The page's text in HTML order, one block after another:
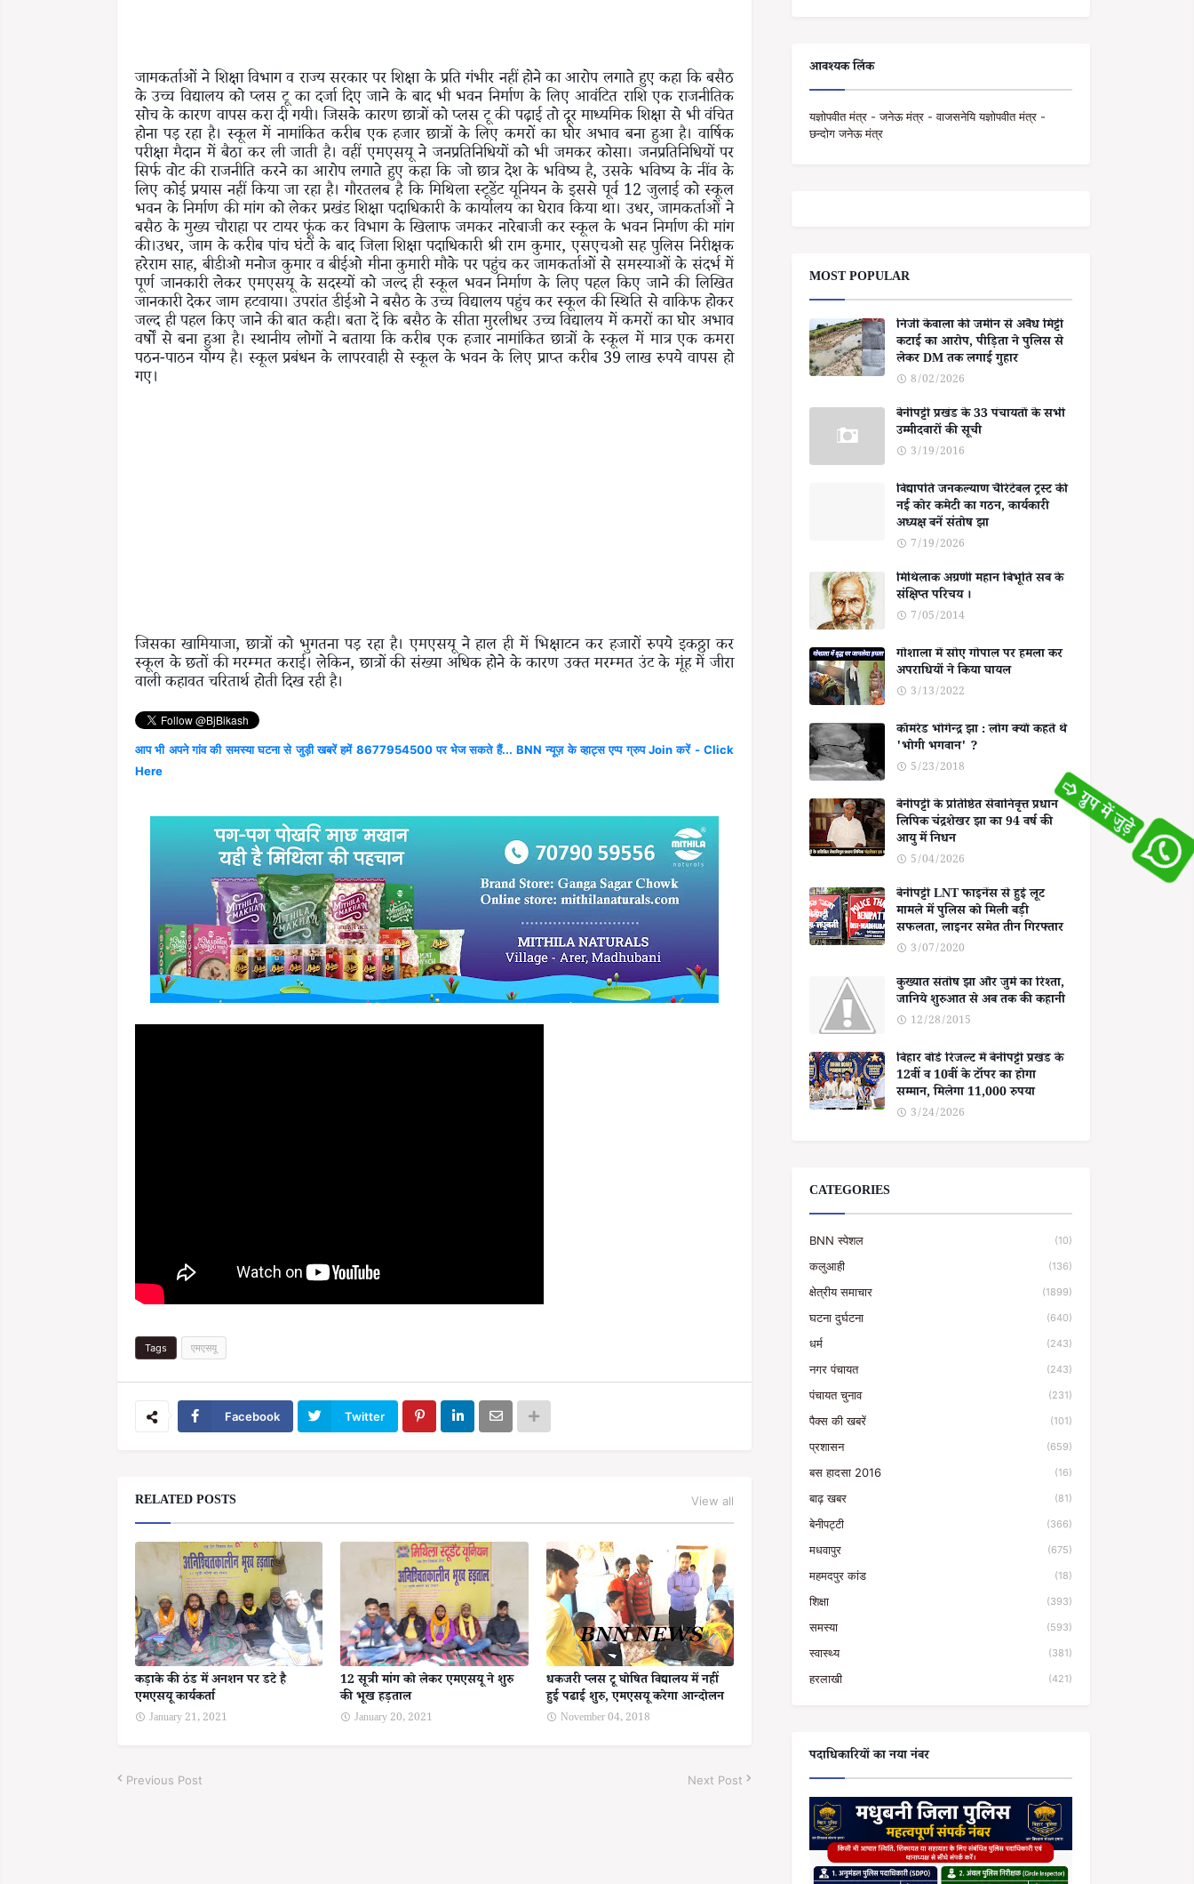
जामकर्ताओं ने शिक्षा विभाग व राज्य सरकार पर शिक्षा के प्रति गंभीर नहीं होने का आरोप लगाते हुए कहा कि बसैठ
के उच्च विद्यालय को प्लस टू का दर्जा दिए जाने के बाद भी भवन निर्माण के लिए आवंटित राशि एक राजनीतिक
सोच के कारण वापस करा दी गयी। जिसके कारण छात्रों को प्लस टू की पढ़ाई तो दूर माध्यमिक शिक्षा से भी वंचित
होना पड़ रहा है। स्कूल में नामांकित करीब एक हजार छात्रों के लिए कमरों का घोर अभाव बना हुआ है। वार्षिक
परीक्षा मैदान में बैठा कर ली जाती है। वहीं एमएसयू ने जनप्रतिनिधियों को भी जमकर कोसा। जनप्रतिनिधियों पर
सिर्फ वोट की राजनीति करने का आरोप लगाते हुए कहा कि जो छात्र देश के भविष्य है, उसके भविष्य के नींव के
लिए कोई प्रयास नहीं किया जा रहा है। गौरतलब है कि मिथिला स्टूडेंट यूनियन के इससे पूर्व 12 जुलाई को स्कूल
भवन के निर्माण की मांग को लेकर प्रखंड शिक्षा पदाधिकारी के कार्यालय का घेराव किया था। उधर, जामकर्ताओं ने
बसैठ के मुख्य चौराहा पर टायर फूंक कर विभाग के खिलाफ जमकर नारेबाजी कर स्कूल के भवन निर्माण की मांग
की।उधर, जाम के करीब पांच घंटों के बाद जिला शिक्षा पदाधिकारी श्री राम कुमार, एसएचओ सह पुलिस निरीक्षक
हरेराम साह, बीडीओ मनोज कुमार व बीईओ मीना कुमारी मौके पर पहुंच कर जामकर्ताओं से समस्याओं के संदर्भ में
पूर्ण जानकारी लेकर एमएसयू के सदस्यों को जल्द ही स्कूल भवन निर्माण के लिए पहल किए जाने की लिखित
जानकारी देकर जाम हटवाया। उपरांत डीईओ ने बसैठ के उच्च विद्यालय पहुंच कर स्कूल की स्थिति से वाकिफ होकर
जल्द ही पहल किए जाने की बात कही। बता दें कि बसैठ के सीता मुरलीधर उच्च विद्यालय में कमरों का घोर अभाव
वर्षों से बना हुआ है। स्थानीय लोगों ने बताया कि करीब एक हजार नामांकित छात्रों के स्कूल में मात्र एक कमरा
पठन-पाठन योग्य है। स्कूल प्रबंधन के लापरवाही से स्कूल के भवन के लिए प्राप्त करीब 39 लाख रुपये वापस हो
गए।
जिसका खामियाजा, छात्रों को भुगतना पड़ रहा है। एमएसयू ने हाल ही में भिक्षाटन कर हजारों रुपये इकठ्ठा कर
स्कूल के छतों की मरम्मत कराई। लेकिन, छात्रों की संख्या अधिक होने के कारण उक्त मरम्मत उंट के मूंह में जीरा
वाली कहावत चरितार्थ होती दिख रही है।
आप भी अपने गांव की समस्या घटना से जुड़ी खबरें हमें 8677954500 पर भेज सकते हैं... BNN न्यूज़ के व्हाट्स एप्प ग्रुप Join करें - Click
Here
Tags एमएसयू
Facebook Twitter
RELATED POSTS View all
कड़ाके की ठंड में अनशन पर डटे है
एमएसयू कार्यकर्ता
January 21, 2021
12 सूत्री मांग को लेकर एमएसयू ने शुरु
की भूख हड़ताल
January 20, 2021
धकजरी प्लस टू घोषित विद्यालय में नहीं
हुई पढाई शुरु, एमएसयू करेगा आन्दोलन
November 04, 2018
Previous Post Next Post
आवश्यक लिंक
यज्ञोपवीत मंत्र - जनेऊ मंत्र - वाजसनेयि यज्ञोपवीत मंत्र -
छन्दोग जनेऊ मंत्र
MOST POPULAR
निजी केवाला की जमीन से अवैध मिट्टी
कटाई का आरोप, पीड़िता ने पुलिस से
लेकर DM तक लगाई गुहार
8/02/2026
बेनीपट्टी प्रखंड के 33 पंचायतों के सभी
उम्मीदवारों की सूची
3/19/2016
विद्यापति जनकल्याण चैरिटेबल ट्रस्ट की
नई कोर कमेटी का गठन, कार्यकारी
अध्यक्ष बनें संतोष झा
7/19/2026
मिथिलाक अग्रणी महान बिभूति सब के
संक्षिप्त परिचय ।
7/05/2014
गोशाला में सोए गोपाल पर हमला कर
अपराधियों ने किया घायल
3/13/2022
कॉमरेड भोगेन्द्र झा : लोग क्यों कहते थे
'भोगी भगवान' ?
5/23/2018
बेनीपट्टी के प्रतिष्ठित सेवानिवृत्त प्रधान
लिपिक चंद्रशेखर झा का 94 वर्ष की
आयु में निधन
5/04/2026
बेनीपट्टी LNT फाइनेंस से हुई लूट
मामले में पुलिस को मिली बड़ी
सफलता, लाइनर समेत तीन गिरफ्तार
3/07/2020
कुख्यात संतोष झा और जुर्म का रिश्ता,
जानिये शुरुआत से अब तक की कहानी
12/28/2015
बिहार बोर्ड रिजल्ट में बेनीपट्टी प्रखंड के
12वीं व 10वीं के टॉपर का होगा
सम्मान, मिलेगा 11,000 रुपया
3/24/2026
CATEGORIES
BNN स्पेशल (10)
कलुआही (136)
क्षेत्रीय समाचार (1899)
घटना दुर्घटना (640)
धर्म (243)
नगर पंचायत (243)
पंचायत चुनाव (231)
पैक्स की खबरें (101)
प्रशासन (659)
बस हादसा 2016 (16)
बाढ़ खबर (81)
बेनीपट्टी (366)
मधवापुर (675)
महमदपुर कांड (18)
शिक्षा (393)
समस्या (593)
स्वास्थ्य (381)
हरलाखी (421)
पदाधिकारियों का नया नंबर